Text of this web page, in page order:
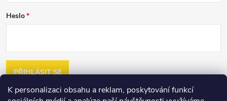
K personalizaci obsahu a reklam, poskytování funkcí
Heslo
PŘIHLÁSIT SE
Nová registrace